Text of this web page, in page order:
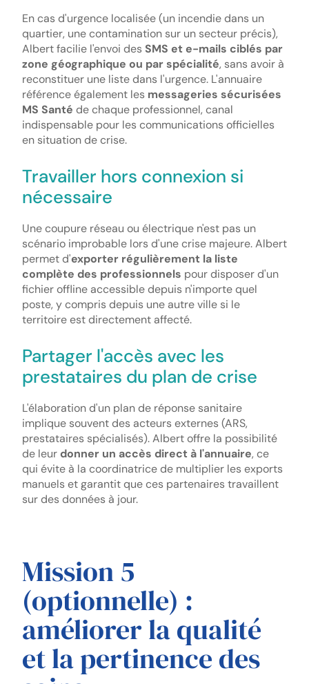
En cas d'urgence localisée (un incendie dans un
quartier, une contamination sur un secteur précis),
Albert facilie l'envoi des SMS et e-mails ciblés par
zone géographique ou par spécialité, sans avoir à
reconstituer une liste dans l'urgence. L'annuaire
référence également les messageries sécurisées
MS Santé de chaque professionnel, canal
indispensable pour les communications officielles
en situation de crise.
Travailler hors connexion si
nécessaire
Une coupure réseau ou électrique n'est pas un
scénario improbable lors d'une crise majeure. Albert
permet d'exporter régulièrement la liste
complète des professionnels pour disposer d'un
fichier offline accessible depuis n'importe quel
poste, y compris depuis une autre ville si le
territoire est directement affecté.
Partager l'accès avec les
prestataires du plan de crise
L'élaboration d'un plan de réponse sanitaire
implique souvent des acteurs externes (ARS,
prestataires spécialisés). Albert offre la possibilité
de leur donner un accès direct à l'annuaire, ce
qui évite à la coordinatrice de multiplier les exports
manuels et garantit que ces partenaires travaillent
sur des données à jour.
Mission 5
(optionnelle) :
améliorer la qualité
et la pertinence des